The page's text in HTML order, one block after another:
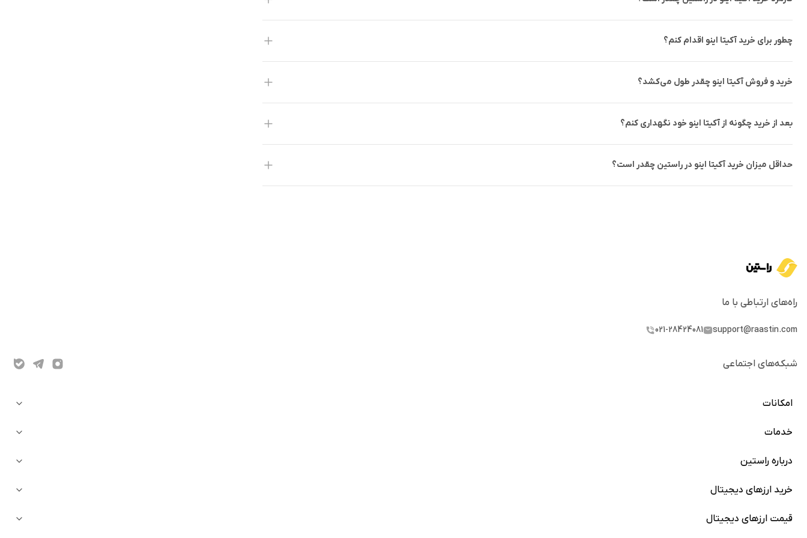
چطور برای خرید آکیتا اینو اقدام کنم؟
خرید و فروش آکیتا اینو چقدر طول می‌کشد؟
بعد از خرید چگونه از آکیتا اینو خود نگهداری کنم؟
حداقل میزان خرید آکیتا اینو در راستین چقدر است؟
راه‌های ارتباطی با ما
support@raastin.com
021-28424081
شبکه‌های اجتماعی
امکانات
خرید آنی
دعوت از دوستان
اپلیکیشن
خدمات
بلاگ
نینجا
درباره راستین
سوالات متداول
کارمزد‌‌ها
خرید ارزهای دیجیتال
خرید بیت کوین
قیمت ارزهای دیجیتال